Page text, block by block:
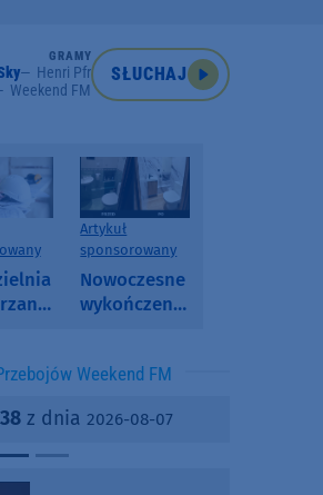
GRAMY
Henri Pfr
Weekend FM
SŁUCHAJ
o
Artykuł
sponsorowany
Nowoczesne
wykończenia
SPC, WPC i
kamienny
Weekend FM
z dnia 2026-08-07